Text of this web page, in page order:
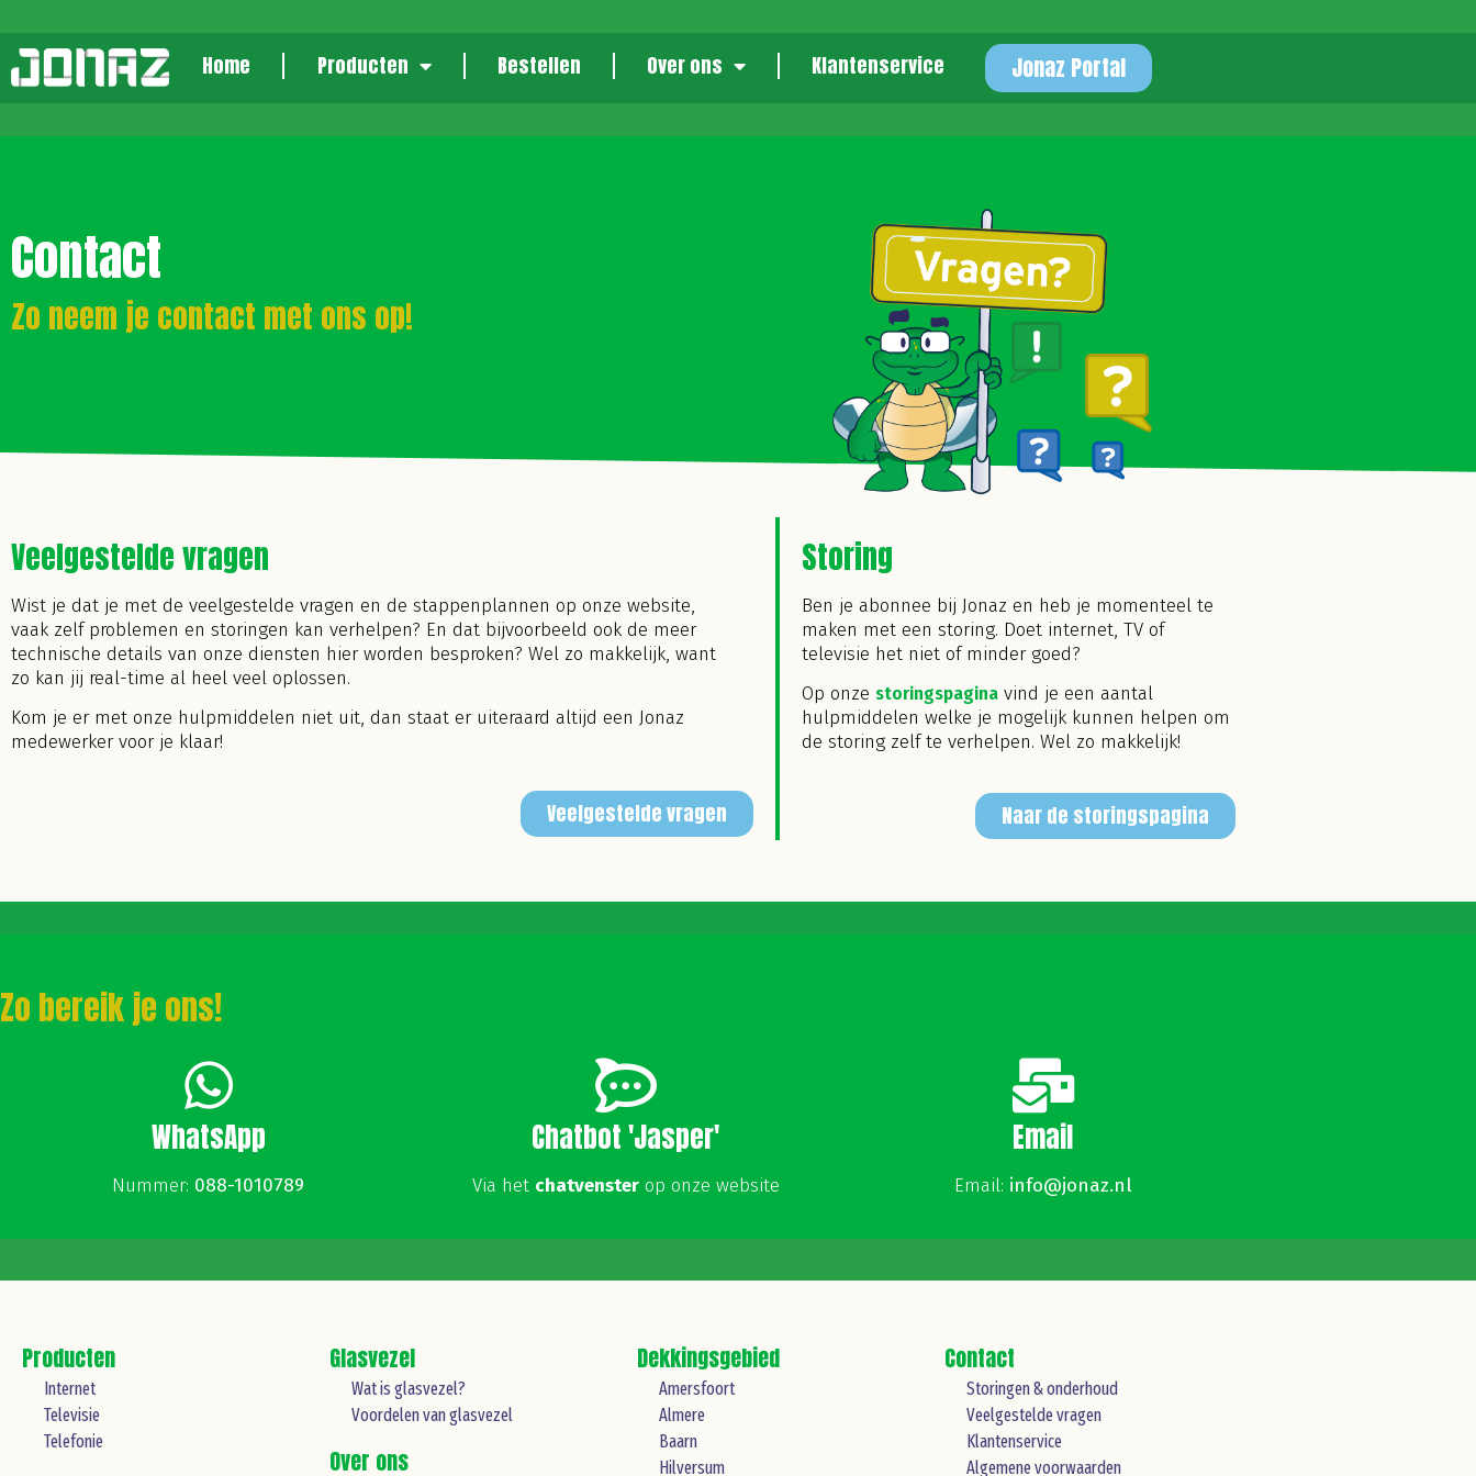
Home Producten Bestellen Over ons Klantenservice Jonaz Portal
Contact
Zo neem je contact met ons op!
Veelgestelde vragen
Wist je dat je met de veelgestelde vragen en de stappenplannen op onze website,
vaak zelf problemen en storingen kan verhelpen? En dat bijvoorbeeld ook de meer
technische details van onze diensten hier worden besproken? Wel zo makkelijk, want
zo kan jij real-time al heel veel oplossen.
Kom je er met onze hulpmiddelen niet uit, dan staat er uiteraard altijd een Jonaz
medewerker voor je klaar!
Veelgestelde vragen
Storing
Ben je abonnee bij Jonaz en heb je momenteel te
maken met een storing. Doet internet, TV of
televisie het niet of minder goed?
Op onze storingspaginavind je een aantal
hulpmiddelen welke je mogelijk kunnen helpen om
de storing zelf te verhelpen. Wel zo makkelijk!
Naar de storingspagina
Zo bereik je ons!
WhatsApp
Nummer: 088-1010789
Chatbot 'Jasper'
Via het chatvensterop onze website
Email
Email: info@jonaz.nl
Producten
Internet
Televisie
Telefonie
Glasvezel
Wat is glasvezel?
Voordelen van glasvezel
Over ons
Dekkingsgebied
Amersfoort
Almere
Baarn
Hilversum
Contact
Storingen & onderhoud
Veelgestelde vragen
Klantenservice
Algemene voorwaarden